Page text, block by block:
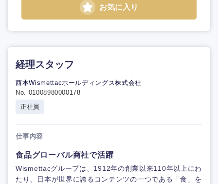
お気に入り
経理スタッフ
西本Wismettacホールディングス株式会社
No. 01008980000178
正社員
仕事内容
食品グローバル商社で活躍
Wismettacグループは、1912年の創業以来110年以上にわ
たり、日本が世界に誇るコンテンツの一つである「食」を